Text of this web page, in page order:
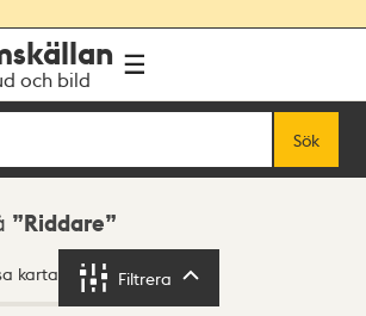
och bild
Sök
Riddare
karta Filtrera